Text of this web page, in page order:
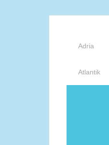
Adria
Atlantik